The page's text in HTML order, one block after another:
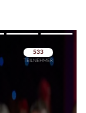
Überspringen